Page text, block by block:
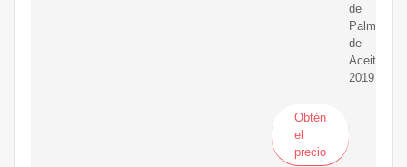
de
Palma
de
Aceite
2019
Obtén
el
precio